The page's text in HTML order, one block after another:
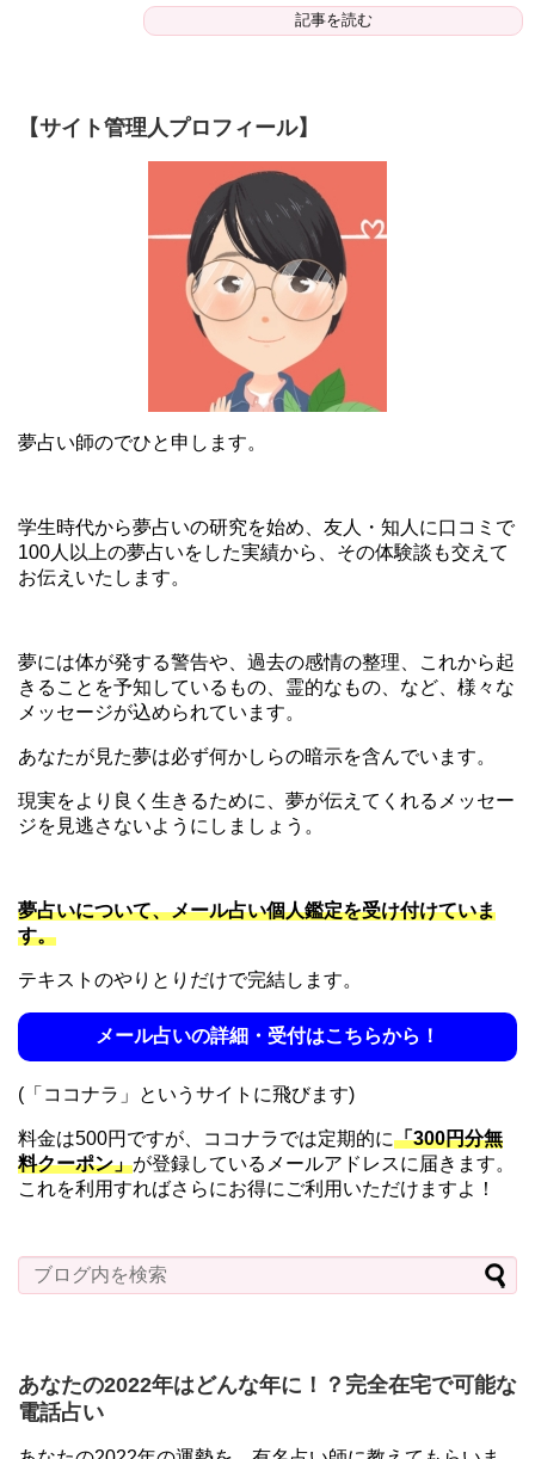
記事を読む
【サイト管理人プロフィール】
夢占い師のでひと申します。
学生時代から夢占いの研究を始め、友人・知人に口コミで
100人以上の夢占いをした実績から、その体験談も交えて
お伝えいたします。
夢には体が発する警告や、過去の感情の整理、これから起
きることを予知しているもの、霊的なもの、など、様々な
メッセージが込められています。
あなたが見た夢は必ず何かしらの暗示を含んでいます。
現実をより良く生きるために、夢が伝えてくれるメッセー
ジを見逃さないようにしましょう。
夢占いについて、メール占い個人鑑定を受け付けていま
す。
テキストのやりとりだけで完結します。
メール占いの詳細・受付はこちらから！
(「ココナラ」というサイトに飛びます)
料金は500円ですが、ココナラでは定期的に「300円分無
料クーポン」が登録しているメールアドレスに届きます。
これを利用すればさらにお得にご利用いただけますよ！
あなたの2022年はどんな年に！？完全在宅で可能な
電話占い